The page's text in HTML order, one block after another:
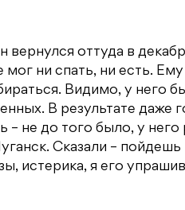
оттуда в
ни спать, ни есть. Ему
Видимо, у него
В результате даже
– не до того было, у него
Сказали –
истерика, я его